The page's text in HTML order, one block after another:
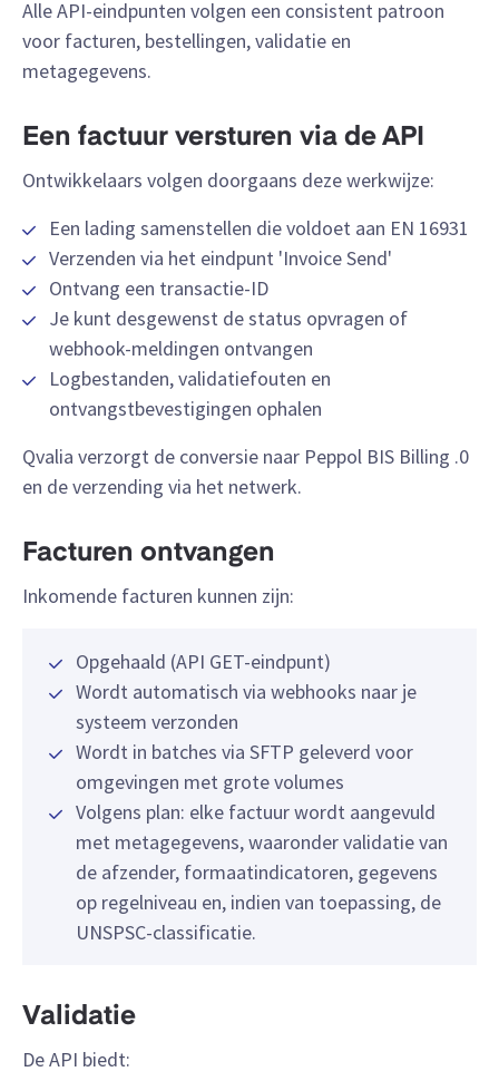
Alle API-eindpunten volgen een consistent patroon
voor facturen, bestellingen, validatie en
metagegevens.
Een factuur versturen via de API
Ontwikkelaars volgen doorgaans deze werkwijze:
Een lading samenstellen die voldoet aan EN 16931
Verzenden via het eindpunt 'Invoice Send'
Ontvang een transactie-ID
Je kunt desgewenst de status opvragen of
webhook-meldingen ontvangen
Logbestanden, validatiefouten en
ontvangstbevestigingen ophalen
Qvalia verzorgt de conversie naar Peppol BIS Billing .0
en de verzending via het netwerk.
Facturen ontvangen
Inkomende facturen kunnen zijn:
Opgehaald (API GET-eindpunt)
Wordt automatisch via webhooks naar je
systeem verzonden
Wordt in batches via SFTP geleverd voor
omgevingen met grote volumes
Volgens plan: elke factuur wordt aangevuld
met metagegevens, waaronder validatie van
de afzender, formaatindicatoren, gegevens
op regelniveau en, indien van toepassing, de
UNSPSC-classificatie.
Validatie
De API biedt: